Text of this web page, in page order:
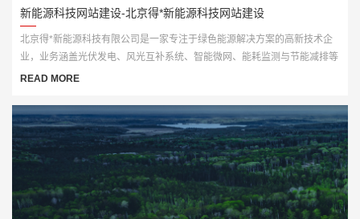
新能源科技网站建设-北京得*新能源科技网站建设
北京得*新能源科技有限公司是一家专注于绿色能源解决方案的高新技术企
业，业务涵盖光伏发电、风光互补系统、智能微网、能耗监测与节能减排等
多个板块。为顺应“双碳”战略发展要求，公司亟需打造一个具备行业专业性
READ MORE